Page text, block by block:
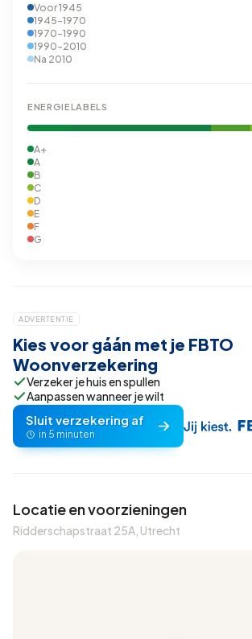
Voor 1945
1945-1970
1970-1990
1990-2010
Na 2010
ENERGIELABELS
A+
A
B
C
D
E
F
G
ADVERTENTIE
Kies voor gáán met je FBTO
Woonverzekering
Verzeker je huis en spullen
Aanpassen wanneer je wilt
Sluit verzekering af
in 5 minuten
Locatie en voorzieningen
Ridderschapstraat 25A, Utrecht